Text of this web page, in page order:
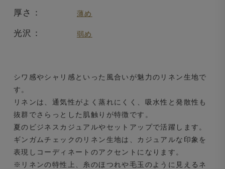
厚さ： 薄め
光沢： 弱め
シワ感やシャリ感といった風合いが魅力のリネン生地で
す。
リネンは、通気性がよく蒸れにくく、吸水性と発散性も
抜群でさらっとした肌触りが特徴です。
夏のビジネスカジュアルやセットアップで活躍します。
ギンガムチェックのリネン生地は、カジュアルな印象を
表現しコーディネートのアクセントになります。
※リネンの特性上、糸のほつれや毛玉のように見えるネ